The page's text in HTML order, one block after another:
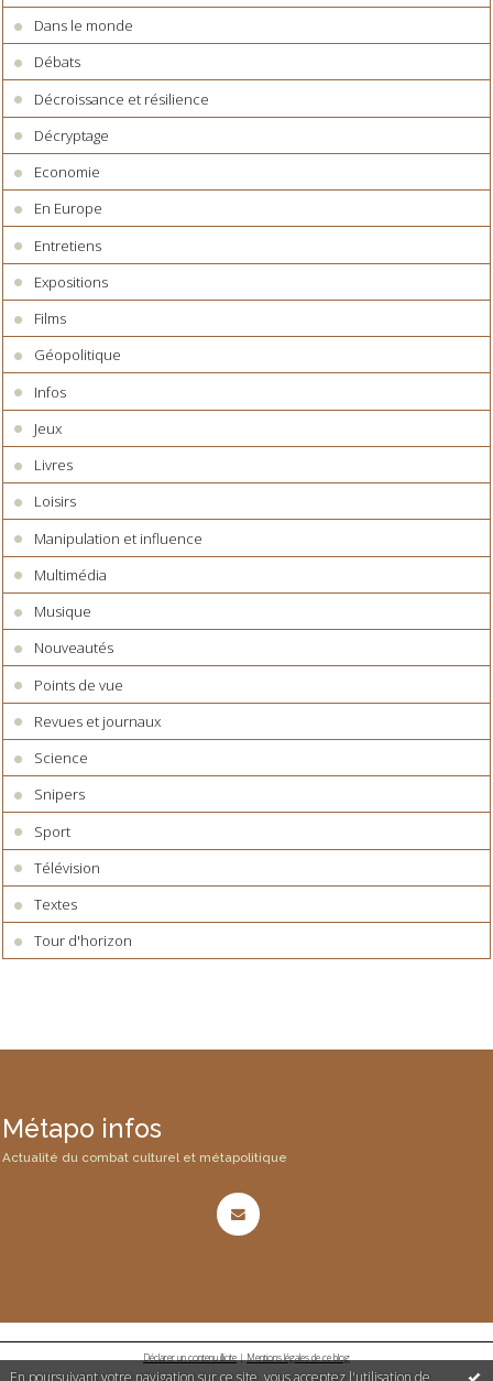
En poursuivant votre navigation sur ce site, vous acceptez l'utilisation de
Dans le monde
Débats
Décroissance et résilience
Décryptage
Economie
En Europe
Entretiens
Expositions
Films
Géopolitique
Infos
Jeux
Livres
Loisirs
Manipulation et influence
Multimédia
Musique
Nouveautés
Points de vue
Revues et journaux
Science
Snipers
Sport
Télévision
Textes
Tour d'horizon
Métapo infos
Actualité du combat culturel et métapolitique
Déclarer un contenu illicite|Mentions légales de ce blog